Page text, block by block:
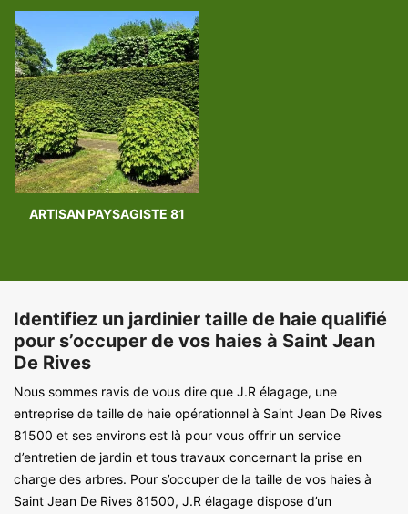
ARTISAN PAYSAGISTE 81
Identifiez un jardinier taille de haie qualifié
pour s’occuper de vos haies à Saint Jean
De Rives
Nous sommes ravis de vous dire que J.R élagage, une
entreprise de taille de haie opérationnel à Saint Jean De Rives
81500 et ses environs est là pour vous offrir un service
d’entretien de jardin et tous travaux concernant la prise en
charge des arbres. Pour s’occuper de la taille de vos haies à
Saint Jean De Rives 81500, J.R élagage dispose d’un